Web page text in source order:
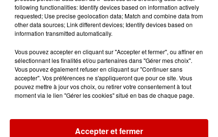
Le Duel - Gagnez vos entrées
régions !
Destination Vacances - Gagnez
de la...
following functionalities: Identify devices based on information actively
requested; Use precise geolocation data; Match and combine data from
other data sources; Link different devices; Identify devices based on
information transmitted automatically.
Vous pouvez accepter en cliquant sur "Accepter et fermer", ou affiner en
sélectionnant les finalités et/ou partenaires dans "Gérer mes choix".
Vous pouvez également refuser en cliquant sur "Continuer sans
accepter". Vos préférences ne s'appliqueront que pour ce site. Vous
pouvez mettre à jour vos choix, ou retirer votre consentement à tout
moment via le lien "Gérer les cookies" situé en bas de chaque page.
Accepter et fermer